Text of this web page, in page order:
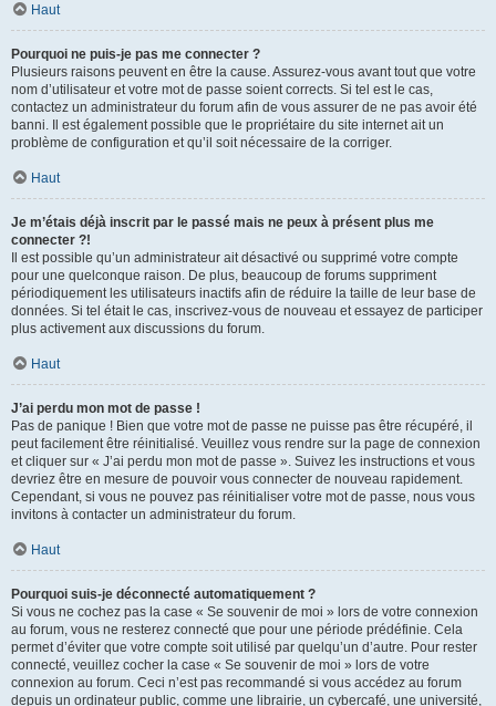
Haut
Pourquoi ne puis-je pas me connecter ?
Plusieurs raisons peuvent en être la cause. Assurez-vous avant tout que votre
nom d’utilisateur et votre mot de passe soient corrects. Si tel est le cas,
contactez un administrateur du forum afin de vous assurer de ne pas avoir été
banni. Il est également possible que le propriétaire du site internet ait un
problème de configuration et qu’il soit nécessaire de la corriger.
Haut
Je m’étais déjà inscrit par le passé mais ne peux à présent plus me
connecter ?!
Il est possible qu’un administrateur ait désactivé ou supprimé votre compte
pour une quelconque raison. De plus, beaucoup de forums suppriment
périodiquement les utilisateurs inactifs afin de réduire la taille de leur base de
données. Si tel était le cas, inscrivez-vous de nouveau et essayez de participer
plus activement aux discussions du forum.
Haut
J’ai perdu mon mot de passe !
Pas de panique ! Bien que votre mot de passe ne puisse pas être récupéré, il
peut facilement être réinitialisé. Veuillez vous rendre sur la page de connexion
et cliquer sur « J’ai perdu mon mot de passe ». Suivez les instructions et vous
devriez être en mesure de pouvoir vous connecter de nouveau rapidement.
Cependant, si vous ne pouvez pas réinitialiser votre mot de passe, nous vous
invitons à contacter un administrateur du forum.
Haut
Pourquoi suis-je déconnecté automatiquement ?
Si vous ne cochez pas la case « Se souvenir de moi » lors de votre connexion
au forum, vous ne resterez connecté que pour une période prédéfinie. Cela
permet d’éviter que votre compte soit utilisé par quelqu’un d’autre. Pour rester
connecté, veuillez cocher la case « Se souvenir de moi » lors de votre
connexion au forum. Ceci n’est pas recommandé si vous accédez au forum
depuis un ordinateur public, comme une librairie, un cybercafé, une université,